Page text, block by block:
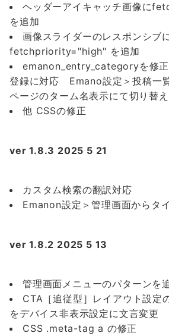
ヘッダーアイキャッチ画像に
を追加
画像スライダーのレスポンシブ
fetchpriority="high" を追加
emanon_entry_categoryを修
登録に対応 Emano設定＞投稿一
ページのターム名表示にて切り替え
他 CSSの修正
ver 1.8.3 2025 5 21
カスタム検索の翻訳対応
Emanon設定＞管理画面からタ
ver 1.8.2 2025 5 13
管理画面メニューのパターンを
CTA［追従型］レイアウト設定
をデバイス非表示設定に文言変更
CSS .meta-tag a の修正